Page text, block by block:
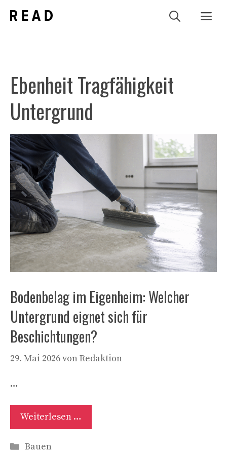
Inhalt
Ebenheit Tragfähigkeit
Untergrund
Bodenbelag im Eigenheim: Welcher
Untergrund eignet sich für
Beschichtungen?
29. Mai 2026vonRedaktion
…
Weiterlesen …
Kategorien
Bauen